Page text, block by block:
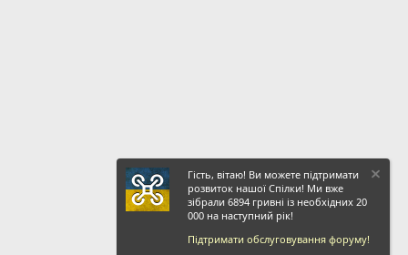
Гість, вітаю! Ви можете підтримати
розвиток нашої Спілки! Ми вже
зібрали 6894 гривні із необхідних 20
000 на наступний рік!
Підтримати обслуговування форуму!